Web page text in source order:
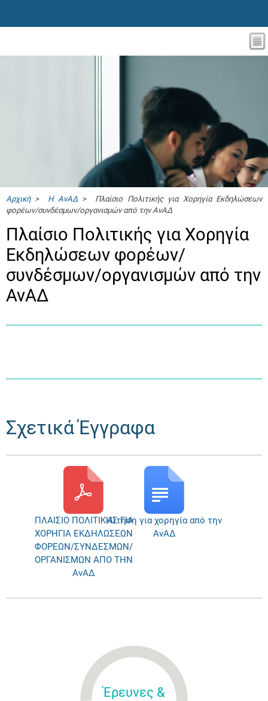
Αρχική> Η ΑνΑΔ> Πλαίσιο Πολιτικής για Χορηγία Εκδηλώσεων
φορέων/συνδέσμων/οργανισμών από την ΑνΑΔ
Πλαίσιο Πολιτικής για Χορηγία
Εκδηλώσεων φορέων/
συνδέσμων/οργανισμών από την
ΑνΑΔ
Σχετικά Έγγραφα
ΠΛΑΙΣΙΟ ΠΟΛΙΤΙΚΗΣ ΓΙΑ
ΧΟΡΗΓΙΑ ΕΚΔΗΛΩΣΕΩΝ
ΦΟΡΕΩΝ/ΣΥΝΔΕΣΜΩΝ/
ΟΡΓΑΝΙΣΜΩΝ ΑΠΟ ΤΗΝ
ΑνΑΔ
Αίτηση για χορηγία από την
ΑνΑΔ
Έρευνες &